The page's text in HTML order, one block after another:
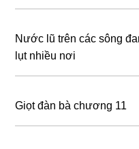
Nước lũ trên các sông
lụt nhiều nơi
Giọt đàn bà chương 11